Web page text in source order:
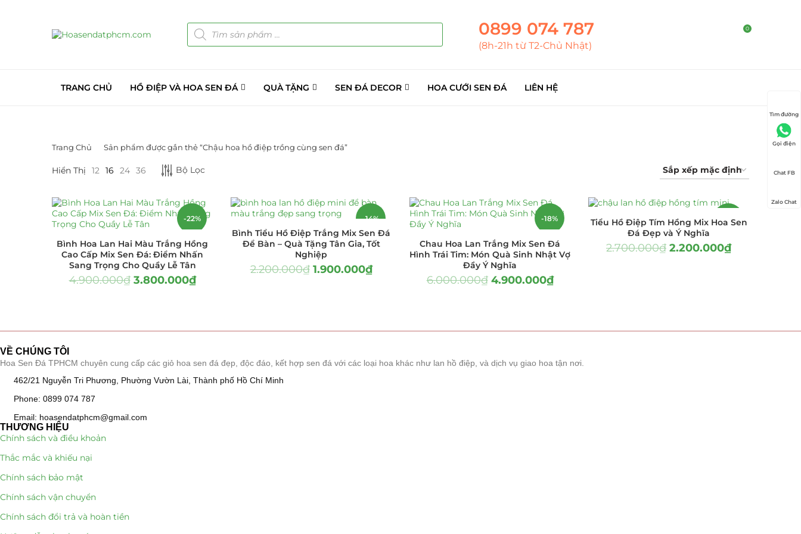
0899 074 787
(8h-21h từ T2-Chủ Nhật)
0
TRANG CHỦ HỒ ĐIỆP VÀ HOA SEN ĐÁ QUÀ TẶNG SEN ĐÁ DECOR HOA CƯỚI SEN ĐÁ LIÊN HỆ
LỌC BỞI GIÁ
LỌC
DANH MỤC SẢN PHẨM
Cây Sen Đá Giá Sỉ (137)
Chậu Sen Đá Mini (8)
Hồ Điệp và Hoa Sen đá (289)
Hoa Ngày Lễ 8/3
Trang Chủ Sản phẩm được gắn thẻ “Chậu hoa hồ điệp trồng cùng sen đá”
Hiển Thị 12 16 24 36 Bộ Lọc
-22%
Bình Hoa Lan Hai Màu Trắng Hồng
Cao Cấp Mix Sen Đá: Điểm Nhấn
Sang Trọng Cho Quầy Lễ Tân
4.900.000₫ 3.800.000₫
-14%
Bình Tiểu Hồ Điệp Trắng Mix Sen Đá
Để Bàn – Quà Tặng Tân Gia, Tốt
Nghiệp
2.200.000₫ 1.900.000₫
-18%
Chau Hoa Lan Trắng Mix Sen Đá
Hình Trái Tim: Món Quà Sinh Nhật Vợ
Đầy Ý Nghĩa
6.000.000₫ 4.900.000₫
-19%
Tiểu Hồ Điệp Tím Hồng Mix Hoa Sen
Đá Đẹp và Ý Nghĩa
2.700.000₫ 2.200.000₫
VỀ CHÚNG TÔI
Hoa Sen Đá TPHCM chuyên cung cấp các giỏ hoa sen đá đẹp, độc đáo, kết hợp sen đá với các loại hoa khác như lan hồ điệp, và dịch vụ giao hoa tận nơi.
462/21 Nguyễn Tri Phương, Phường Vườn Lài, Thành phố Hồ Chí Minh
Phone: 0899 074 787
Email: hoasendatphcm@gmail.com
THƯƠNG HIỆU
Chính sách và điều khoản
Thắc mắc và khiếu nại
Chính sách bảo mật
Chính sách vận chuyển
Chính sách đổi trả và hoàn tiền
Tìm đường
Gọi điện
Chat FB
Zalo Chat